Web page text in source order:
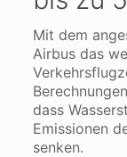
Mit dem
Airbus das
dass
Emissionen
senken.